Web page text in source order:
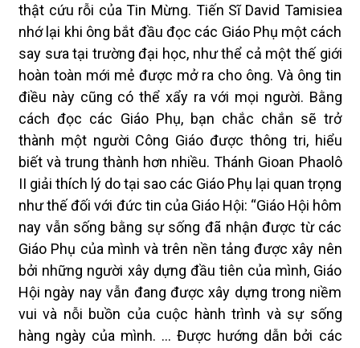
thật cứu rỗi của Tin Mừng. Tiến Sĩ David Tamisiea
nhớ lại khi ông bắt đầu đọc các Giáo Phụ một cách
say sưa tại trường đại học, như thể cả một thế giới
hoàn toàn mới mẻ được mở ra cho ông. Và ông tin
điều này cũng có thể xẩy ra với mọi người. Bằng
cách đọc các Giáo Phụ, bạn chắc chắn sẽ trở
thành một người Công Giáo được thông tri, hiểu
biết và trung thành hơn nhiều. Thánh Gioan Phaolô
II giải thích lý do tại sao các Giáo Phụ lại quan trọng
như thế đối với đức tin của Giáo Hội: “Giáo Hội hôm
nay vẫn sống bằng sự sống đã nhận được từ các
Giáo Phụ của mình và trên nền tảng được xây nên
bởi những người xây dựng đầu tiên của mình, Giáo
Hội ngày nay vẫn đang được xây dựng trong niềm
vui và nỗi buồn của cuộc hành trình và sự sống
hàng ngày của mình. … Được hướng dẫn bởi các